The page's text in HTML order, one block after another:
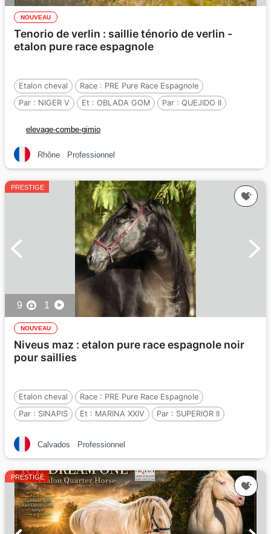
NOUVEAU
Tenorio de verlin : saillie ténorio de verlin -
etalon pure race espagnole
Etalon cheval Race : PRE Pure Race Espagnole
Par : NIGER V Et : OBLADA GOM Par : QUEJIDO II
elevage-combe-gimio
Rhône Professionnel
PRESTIGE
9 1
NOUVEAU
Niveus maz : etalon pure race espagnole noir
pour saillies
Etalon cheval Race : PRE Pure Race Espagnole
Par : SINAPIS Et : MARINA XXIV Par : SUPERIOR II
Calvados Professionnel
PRESTIGE